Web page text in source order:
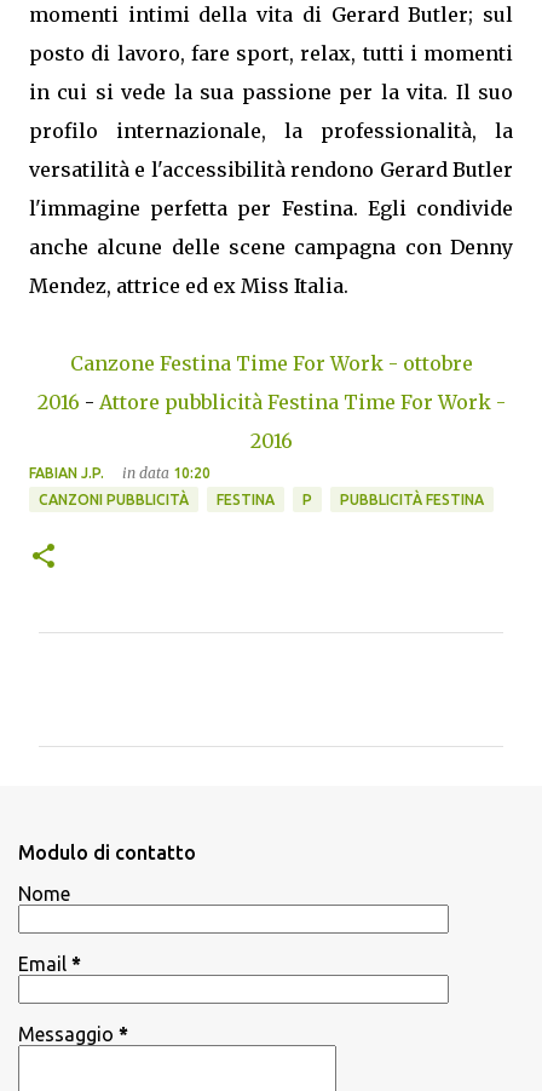
momenti intimi della vita di Gerard Butler; sul
posto di lavoro, fare sport, relax, tutti i momenti
in cui si vede la sua passione per la vita. Il suo
profilo internazionale, la professionalità, la
versatilità e l'accessibilità rendono Gerard Butler
l'immagine perfetta per Festina. Egli condivide
anche alcune delle scene campagna con Denny
Mendez, attrice ed ex Miss Italia.
Canzone Festina Time For Work - ottobre
2016 - Attore pubblicità Festina Time For Work -
2016
FABIAN J.P. in data 10:20
CANZONI PUBBLICITÀ
FESTINA P PUBBLICITÀ FESTINA
i
Modulo di contatto
Nome
Email *
Messaggio *